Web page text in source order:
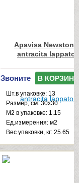
Apavisa
antracita lappato
Звоните В КОРЗИНУ
Шт.в упаковке: 13
Размер, см: 30x30
М2 в упаковке: 1.15
Ед.измерения: м2
Веc упаковки, кг: 25.65